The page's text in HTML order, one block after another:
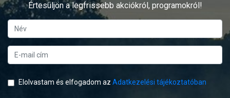
Értesüljön a legfrissebb akciókról, programokról!
Elolvastam és elfogadom az Adatkezelési tájékoztatóban